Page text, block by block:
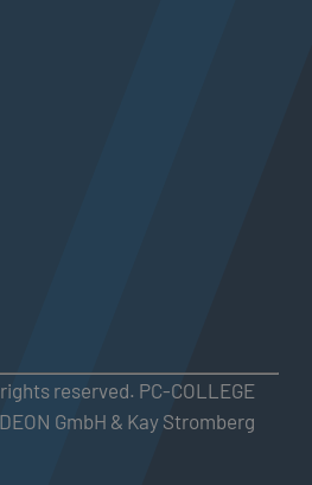
reserved. PC-COLLEGE
GmbH & Kay Stromberg